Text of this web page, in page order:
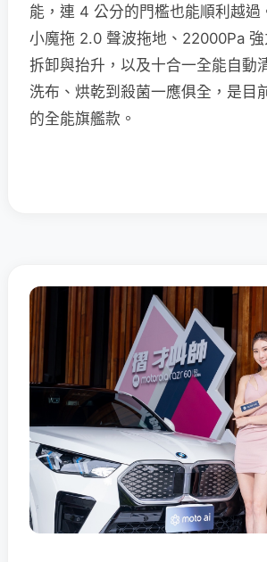
能，連 4 公分的門檻也能順利越過
小魔拖 2.0 聲波拖地、22000Pa
拆卸與抬升，以及十合一全能自動
洗布、烘乾到殺菌一應俱全，是目
的全能旗艦款。